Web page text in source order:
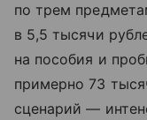
по трем
в 5,5 тысячи
на пособия и
примерно 73
сценарий —